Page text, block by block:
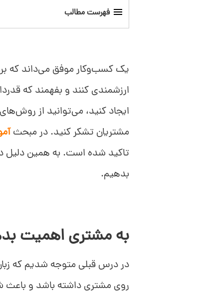
فهرست مطالب
به مشتری گوش بدهید و از او
مشتری را بشناسید!
مشتری دیگر چه چیزی دوست دارد؟!
یک کسب‌وکار موفق می‌داند که
ارزشمندی کنند و بفهمند که
ایجاد کنید، می‌توانید از
مشتریان تشکر کنید. در مبحث
تاکید شده است. به همین دلیل
بدهیم.
به مشتری اهمیت
در درس قبلی متوجه شدیم که
روی مشتری داشته باشد و باعث